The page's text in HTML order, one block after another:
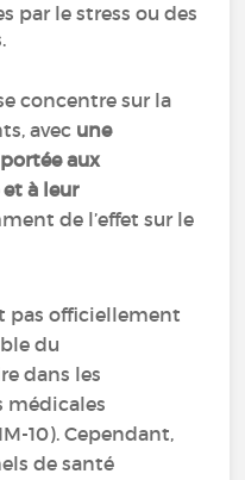
par le stress ou des
concentre sur la
avec une
aux
à leur
de l’effet sur le
pas officiellement
du
dans les
médicales
10). Cependant,
de santé